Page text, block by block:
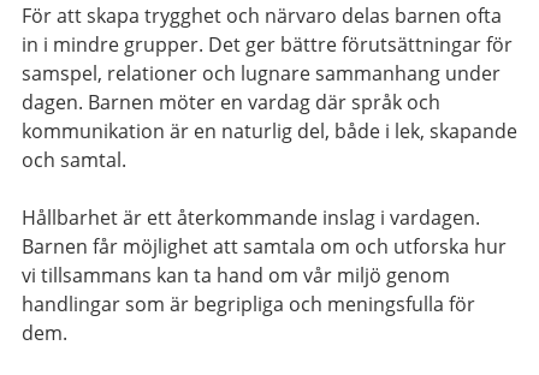
För att skapa trygghet och närvaro delas barnen ofta
in i mindre grupper. Det ger bättre förutsättningar för
samspel, relationer och lugnare sammanhang under
dagen. Barnen möter en vardag där språk och
kommunikation är en naturlig del, både i lek, skapande
och samtal.
Hållbarhet är ett återkommande inslag i vardagen.
Barnen får möjlighet att samtala om och utforska hur
vi tillsammans kan ta hand om vår miljö genom
handlingar som är begripliga och meningsfulla för
dem.